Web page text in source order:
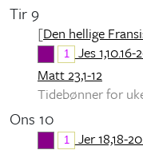
Tir 9
[Den hellige
1 Jes 1,10.16-
Matt 23,1-12
Tidebønner for
Ons 10
1 Jer 18,18-20